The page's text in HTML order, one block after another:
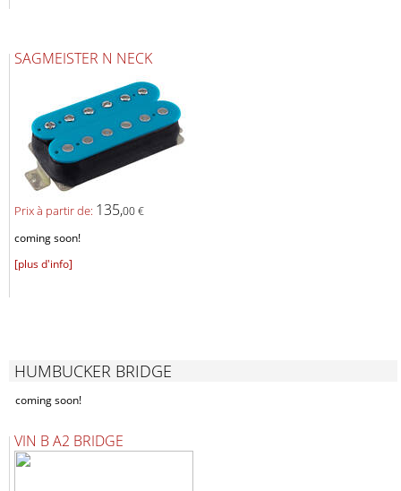
SAGMEISTER N NECK
Prix ​​à partir de: 135,00 €
coming soon!
[plus d'info]
HUMBUCKER BRIDGE
coming soon!
VIN B A2 BRIDGE